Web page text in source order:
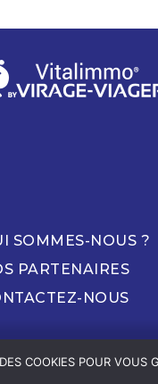
SOMMES-NOUS ?
PARTENAIRES
NOUS
COOKIES POUR VOUS